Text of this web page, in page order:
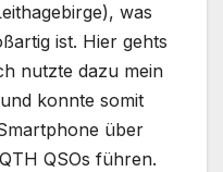
was
ist. Hier gehts
nutzte dazu mein
konnte somit
über
QSOs führen.